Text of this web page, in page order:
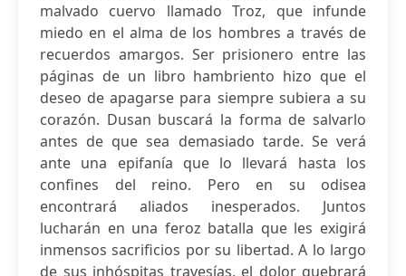
malvado cuervo llamado Troz, que infunde
miedo en el alma de los hombres a través de
recuerdos amargos. Ser prisionero entre las
páginas de un libro hambriento hizo que el
deseo de apagarse para siempre subiera a su
corazón. Dusan buscará la forma de salvarlo
antes de que sea demasiado tarde. Se verá
ante una epifanía que lo llevará hasta los
confines del reino. Pero en su odisea
encontrará aliados inesperados. Juntos
lucharán en una feroz batalla que les exigirá
inmensos sacrificios por su libertad. A lo largo
de sus inhóspitas travesías, el dolor quebrará